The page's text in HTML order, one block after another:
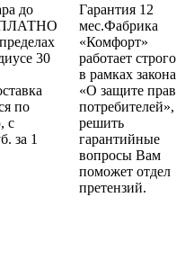
до
30
по
с
за 1
Гарантия 12
мес.Фабрика
«Комфорт»
работает строго
в рамках закона
«О защите прав
потребителей»,
решить
гарантийные
вопросы Вам
поможет отдел
претензий.